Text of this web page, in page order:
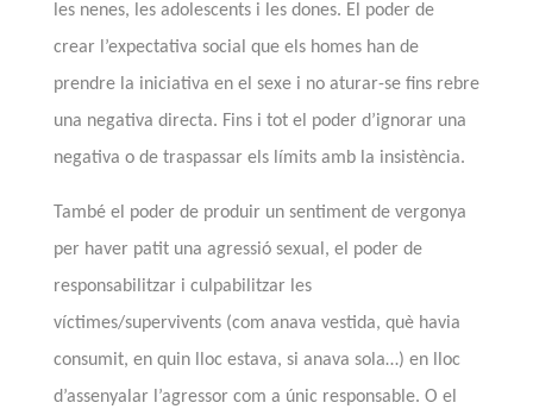
les nenes, les adolescents i les dones. El poder de
crear l’expectativa social que els homes han de
prendre la iniciativa en el sexe i no aturar-se fins rebre
una negativa directa. Fins i tot el poder d’ignorar una
negativa o de traspassar els límits amb la insistència.
També el poder de produir un sentiment de vergonya
per haver patit una agressió sexual, el poder de
responsabilitzar i culpabilitzar les
víctimes/supervivents (com anava vestida, què havia
consumit, en quin lloc estava, si anava sola…) en lloc
d’assenyalar l’agressor com a únic responsable. O el